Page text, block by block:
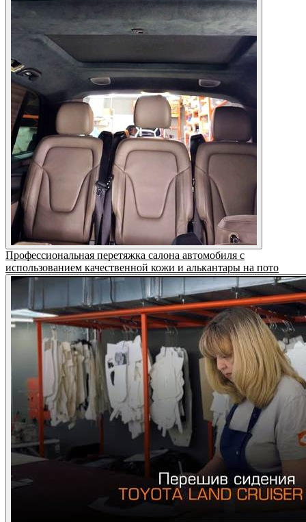
Профессиональная перетяжка салона автомобиля с
использованием качественной кожи и алькантары на пото